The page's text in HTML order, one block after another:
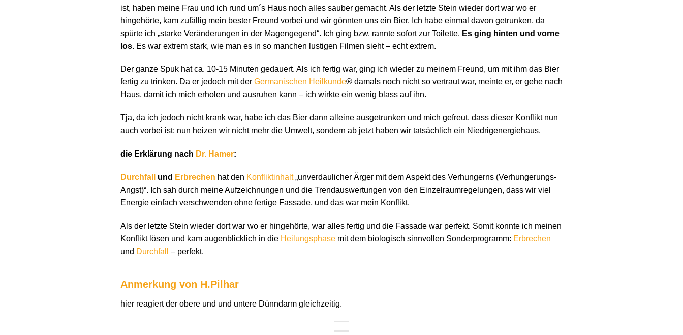
ist, haben meine Frau und ich rund um´s Haus noch alles sauber gemacht. Als der letzte Stein wieder dort war wo er
hingehörte, kam zufällig mein bester Freund vorbei und wir gönnten uns ein Bier. Ich habe einmal davon getrunken, da
spürte ich „starke Veränderungen in der Magengegend“. Ich ging bzw. rannte sofort zur Toilette. Es ging hinten und vorne
los. Es war extrem stark, wie man es in so manchen lustigen Filmen sieht – echt extrem.
Der ganze Spuk hat ca. 10-15 Minuten gedauert. Als ich fertig war, ging ich wieder zu meinem Freund, um mit ihm das Bier
fertig zu trinken. Da er jedoch mit der Germanischen Heilkunde® damals noch nicht so vertraut war, meinte er, er gehe nach
Haus, damit ich mich erholen und ausruhen kann – ich wirkte ein wenig blass auf ihn.
Tja, da ich jedoch nicht krank war, habe ich das Bier dann alleine ausgetrunken und mich gefreut, dass dieser Konflikt nun
auch vorbei ist: nun heizen wir nicht mehr die Umwelt, sondern ab jetzt haben wir tatsächlich ein Niedrigenergiehaus.
die Erklärung nach Dr. Hamer:
Durchfall und Erbrechen hat den Konfliktinhalt„unverdaulicher Ärger mit dem Aspekt des Verhungerns (Verhungerungs-
Angst)“. Ich sah durch meine Aufzeichnungen und die Trendauswertungen von den Einzelraumregelungen, dass wir viel
Energie einfach verschwenden ohne fertige Fassade, und das war mein Konflikt.
Als der letzte Stein wieder dort war wo er hingehörte, war alles fertig und die Fassade war perfekt. Somit konnte ich meinen
Konflikt lösen und kam augenblicklich in die Heilungsphase mit dem biologisch sinnvollen Sonderprogramm: Erbrechen
und Durchfall – perfekt.
Anmerkung von H.Pilhar
hier reagiert der obere und und untere Dünndarm gleichzeitig.